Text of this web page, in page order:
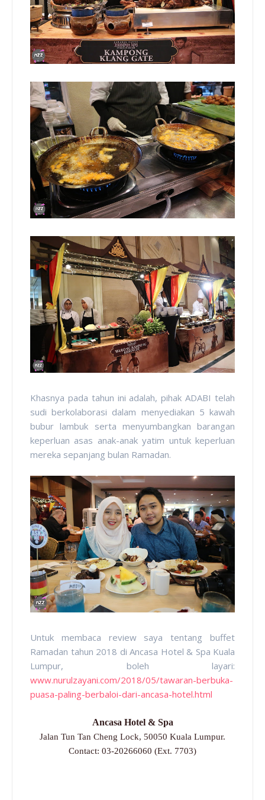
Khasnya pada tahun ini adalah, pihak ADABI telah
sudi berkolaborasi dalam menyediakan 5 kawah
bubur lambuk serta menyumbangkan barangan
keperluan asas anak-anak yatim untuk keperluan
mereka sepanjang bulan Ramadan.
Untuk membaca review saya tentang buffet
Ramadan tahun 2018 di Ancasa Hotel & Spa Kuala
Lumpur, boleh layari:
www.nurulzayani.com/2018/05/tawaran-berbuka-
puasa-paling-berbaloi-dari-ancasa-hotel.html
Ancasa Hotel & Spa
Jalan Tun Tan Cheng Lock, 50050 Kuala Lumpur.
Contact: 03-20266060 (Ext. 7703)